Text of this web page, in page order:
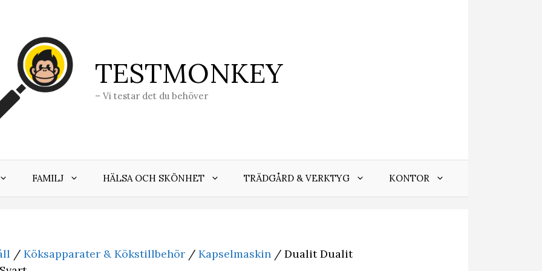
TESTMONKEY
– Vi testar det du behöver
FAMILJ HÄLSA OCH SKÖNHET TRÄDGÅRD & VERKTYG KONTOR
/ Köksapparater & Kökstillbehör / Kapselmaskin / Dualit Dualit